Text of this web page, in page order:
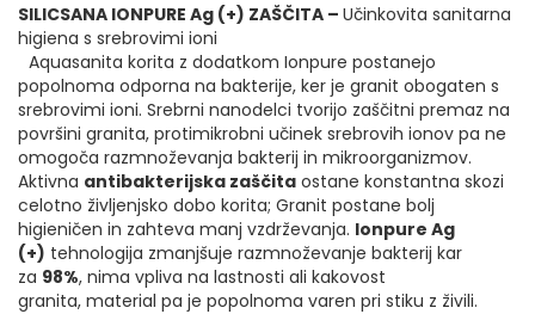
SILICSANA IONPURE Ag (+) ZAŠČITA – Učinkovita sanitarna
higiena s srebrovimi ioni
Aquasanita korita z dodatkom Ionpure postanejo
popolnoma odporna na bakterije, ker je granit obogaten s
srebrovimi ioni. Srebrni nanodelci tvorijo zaščitni premaz na
površini granita, protimikrobni učinek srebrovih ionov pa ne
omogoča razmnoževanja bakterij in mikroorganizmov.
Aktivna antibakterijska zaščita ostane konstantna skozi
celotno življenjsko dobo korita; Granit postane bolj
higieničen in zahteva manj vzdrževanja. Ionpure Ag
(+) tehnologija zmanjšuje razmnoževanje bakterij kar
za 98%, nima vpliva na lastnosti ali kakovost
granita, material pa je popolnoma varen pri stiku z živili.